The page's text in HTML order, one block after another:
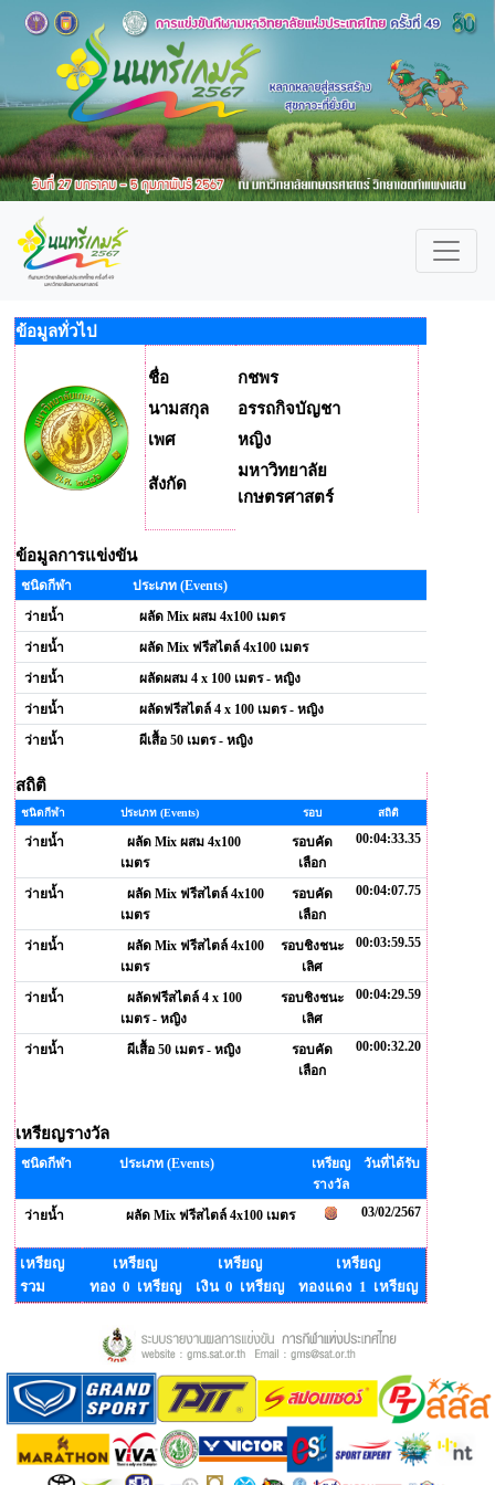
ข้อมูลทั่วไป
ชื่อ
กชพร
นามสกุล
อรรถกิจบัญชา
เพศ
หญิง
สังกัด
มหาวิทยาลัย
เกษตรศาสตร์
ข้อมูลการแข่งขัน
ชนิดกีฬา
ประเภท (Events)
ว่ายน้ำ
ผลัด Mix ผสม 4x100 เมตร
ว่ายน้ำ
ผลัด Mix ฟรีสไตล์ 4x100 เมตร
ว่ายน้ำ
ผลัดผสม 4 x 100 เมตร - หญิง
ว่ายน้ำ
ผลัดฟรีสไตล์ 4 x 100 เมตร - หญิง
ว่ายน้ำ
ผีเสื้อ 50 เมตร - หญิง
สถิติ
ชนิดกีฬา ประเภท (Events) รอบ สถิติ
ว่ายน้ำ
ผลัด Mix ผสม 4x100
เมตร
รอบคัด
เลือก
00:04:33.35
ว่ายน้ำ
ผลัด Mix ฟรีสไตล์ 4x100
เมตร
รอบคัด
เลือก
00:04:07.75
ว่ายน้ำ
ผลัด Mix ฟรีสไตล์ 4x100
เมตร
รอบชิงชนะ
เลิศ
00:03:59.55
ว่ายน้ำ
ผลัดฟรีสไตล์ 4 x 100
เมตร - หญิง
รอบชิงชนะ
เลิศ
00:04:29.59
ว่ายน้ำ ผีเสื้อ 50 เมตร - หญิง
รอบคัด
เลือก
00:00:32.20
เหรียญรางวัล
ชนิดกีฬา ประเภท (Events)
เหรียญ
รางวัล
วันที่ได้รับ
ว่ายน้ำ ผลัด Mix ฟรีสไตล์ 4x100 เมตร 03/02/2567
เหรียญ
รวม
เหรียญ
ทอง 0 เหรียญ
เหรียญ
เงิน 0 เหรียญ
เหรียญ
ทองแดง 1 เหรียญ